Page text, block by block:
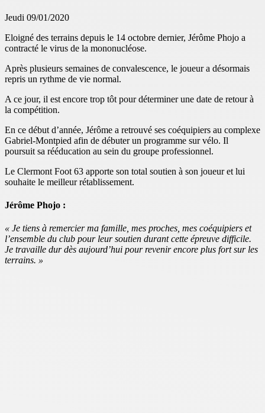
Jeudi 09/01/2020
Eloigné des terrains depuis le 14 octobre dernier, Jérôme Phojo a
contracté le virus de la mononucléose.
Après plusieurs semaines de convalescence, le joueur a désormais
repris un rythme de vie normal.
A ce jour, il est encore trop tôt pour déterminer une date de retour à
la compétition.
En ce début d’année, Jérôme a retrouvé ses coéquipiers au complexe
Gabriel-Montpied afin de débuter un programme sur vélo. Il
poursuit sa rééducation au sein du groupe professionnel.
Le Clermont Foot 63 apporte son total soutien à son joueur et lui
souhaite le meilleur rétablissement.
Jérôme Phojo :
« Je tiens à remercier ma famille, mes proches, mes coéquipiers et
l’ensemble du club pour leur soutien durant cette épreuve difficile.
Je travaille dur dès aujourd’hui pour revenir encore plus fort sur les
terrains. »